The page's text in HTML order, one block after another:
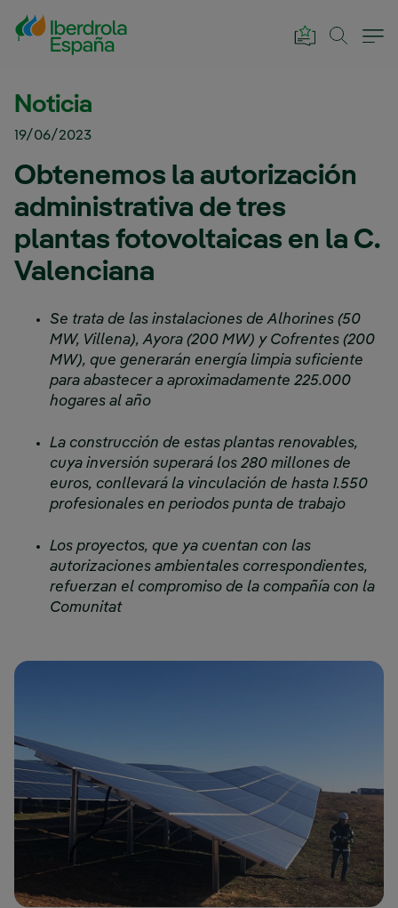
Saltar al contenido principal
Noticia
19/06/2023
Obtenemos la autorización
administrativa de tres
plantas fotovoltaicas en la C.
Valenciana
Se trata de las instalaciones de Alhorines (50
MW, Villena), Ayora (200 MW) y Cofrentes (200
MW), que generarán energía limpia suficiente
para abastecer a aproximadamente 225.000
hogares al año
La construcción de estas plantas renovables,
cuya inversión superará los 280 millones de
euros, conllevará la vinculación de hasta 1.550
profesionales en periodos punta de trabajo
Los proyectos, que ya cuentan con las
autorizaciones ambientales correspondientes,
refuerzan el compromiso de la compañía con la
Comunitat